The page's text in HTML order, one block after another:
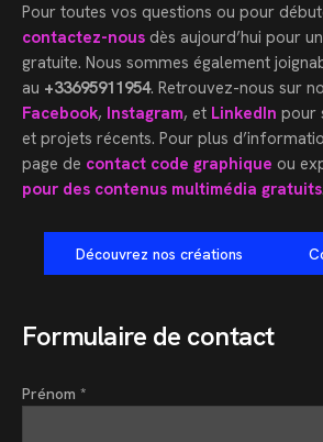
Pour toutes vos questions ou pour
contactez-nous dès aujourd’hui pour
gratuite. Nous sommes également
au +33695911954. Retrouvez-nous sur
Facebook, Instagram, et LinkedIn pour
et projets récents. Pour plus
page de contact code graphique ou
pour des contenus multimédia gratuits.
Découvrez nos créations
Formulaire de contact
Prénom *